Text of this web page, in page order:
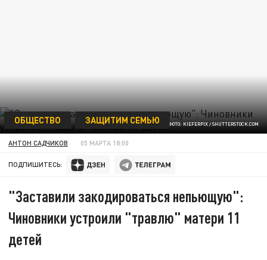
ФОТО: KIEFERPIX / SHUTTERSTOCK.COM
ОБЩЕСТВО ЗАЩИТИМ СЕМЬЮ
АНТОН САДЧИКОВ 05 МАРТА 18:00
ПОДПИШИТЕСЬ:
"Заставили закодироваться непьющую":
Чиновники устроили "травлю" матери 11
детей